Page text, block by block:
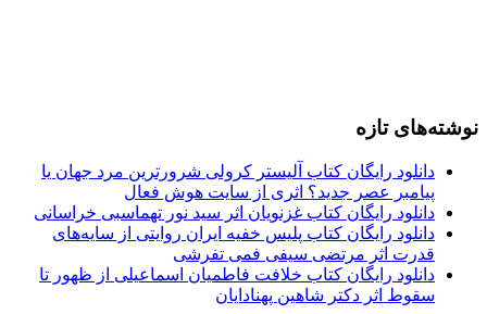
نوشته‌های تازه
دانلود رایگان کتاب آلیستر کرولی شرورترین مرد جهان یا
پیامبر عصر جدید؟ اثری از سایت هوش فعال
دانلود رایگان کتاب غزنویان اثر سید نور تهماسبی خراسانی
دانلود رایگان کتاب پلیس خفیه ایران روایتی از سایه‌های
قدرت اثر مرتضی سیفی فمی تفرشی
دانلود رایگان کتاب خلافت فاطمیان اسماعیلی از ظهور تا
سقوط اثر دکتر شاهین پهنادایان